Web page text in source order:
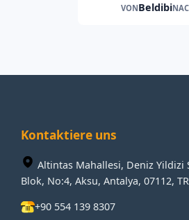
VONBeldibi
Kontaktiere uns
Altintas Mahallesi, Deniz Yildizi
Blok, No:4, Aksu, Antalya, 07112, TR
+90 554 139 8307